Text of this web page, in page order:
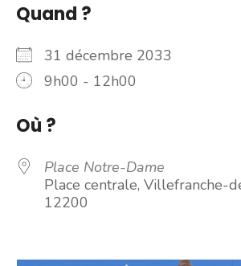
Quand ?
31 décembre 2033
9h00 - 12h00
Où ?
Place Notre-Dame
Place centrale, Villefranche-
12200